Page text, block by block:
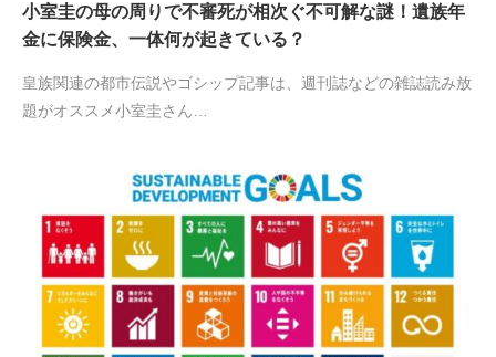
小室圭の母の周りで不審死が相次ぐ不可解な謎！遺族年
金に保険金、一体何が起きている？
皇族関連の都市伝説やゴシップ記事は、週刊誌などの雑誌読み放
題がオススメ小室圭さん…